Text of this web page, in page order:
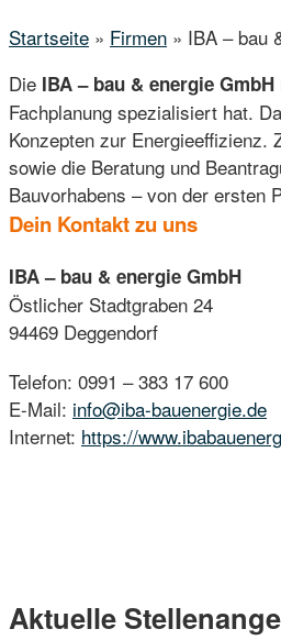
Startseite » Firmen » IBA – bau
Die IBA – bau & energie GmbH
Fachplanung spezialisiert hat.
Konzepten zur Energieeffizienz.
sowie die Beratung und
Bauvorhabens – von der ersten
Dein Kontakt zu uns
IBA – bau & energie GmbH
Östlicher Stadtgraben 24
94469 Deggendorf
Telefon: 0991 – 383 17 600
E-Mail: info@iba-bauenergie.de
Internet: https://
Aktuelle